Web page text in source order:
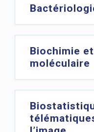
Biochimie
moléculaire